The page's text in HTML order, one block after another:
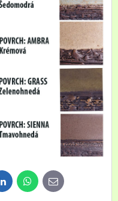
LinkedInWhatsApp
E-
mail